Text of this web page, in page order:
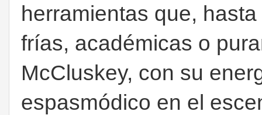
herramientas que,
frías, académicas o
McCluskey, con su
espasmódico en el